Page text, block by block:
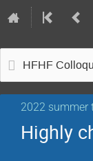
HFHF
2022 summer
Highly